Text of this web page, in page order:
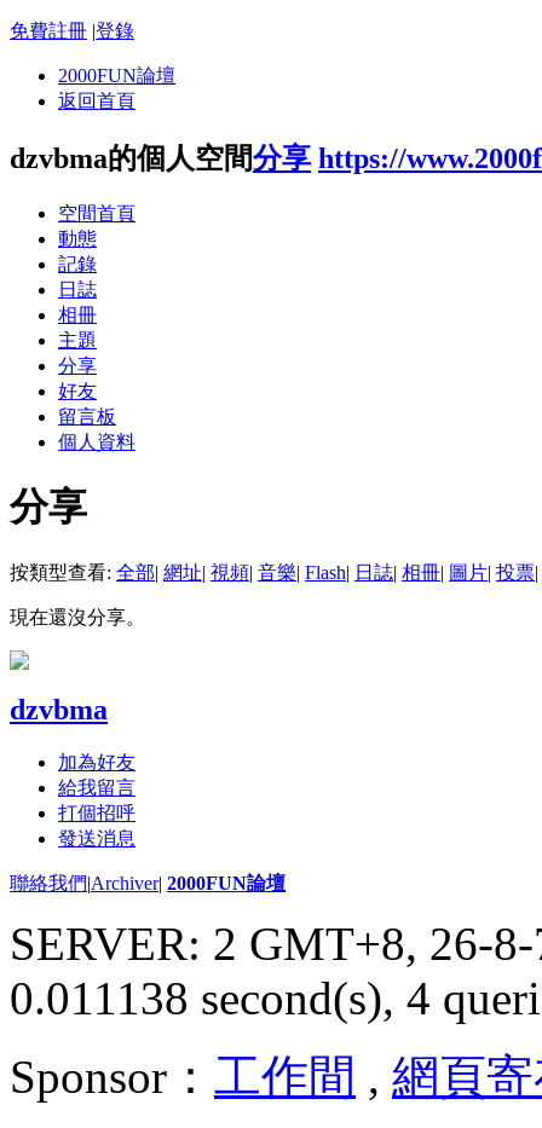
免費註冊 |登錄
2000FUN論壇
返回首頁
dzvbma的個人空間分享 https://
空間首頁
動態
記錄
日誌
相冊
主題
分享
好友
留言板
個人資料
分享
按類型查看: 全部| 網址| 視頻| 音樂| Flash| 日誌| 相冊| 圖片| 投票|
現在還沒分享。
dzvbma
加為好友
給我留言
打個招呼
發送消息
聯絡我們|Archiver| 2000FUN論壇
SERVER: 2 GMT+8, 26-
0.011138 second(s), 4
Sponsor： 工作間 , 網頁